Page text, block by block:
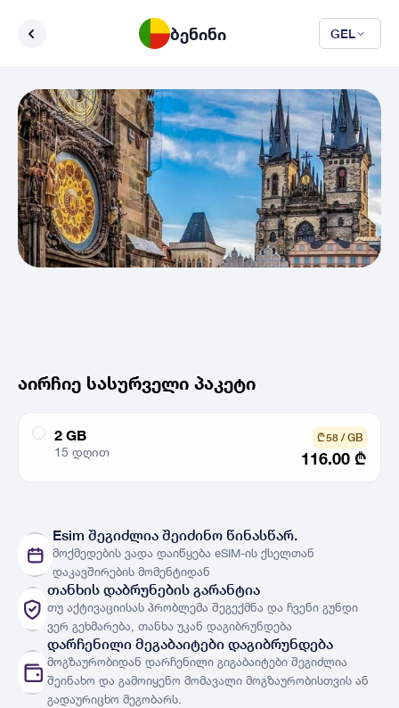
აირჩიე სასურველი პაკეტი
2 GB
15 დღით
₾ 58 / GB
116.00 ₾
ქვეყნები
Esim შეგიძლია შეიძინო წინასწარ.
მოქმედების ვადა დაიწყება eSIM-ის ქსელთან
დაკავშირების მომენტიდან
თანხის დაბრუნების გარანტია
თუ აქტივაციისას პრობლემა შეგექმნა და ჩვენი გუნდი
ვერ გეხმარება, თანხა უკან დაგიბრუნდება
დარჩენილი მეგაბაიტები დაგიბრუნდება
მოგზაურობიდან დარჩენილი გიგაბაიტები შეგიძლია
შეინახო და გამოიყენო მომავალი მოგზაურობისთვის ან
გადაურიცხო მეგობარს.
ბენინი GEL